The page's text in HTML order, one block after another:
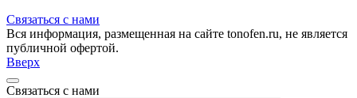
Связаться с нами
Вся информация, размещенная на сайте tonofen.ru, не является
публичной офертой.
Вверх
Связаться с нами